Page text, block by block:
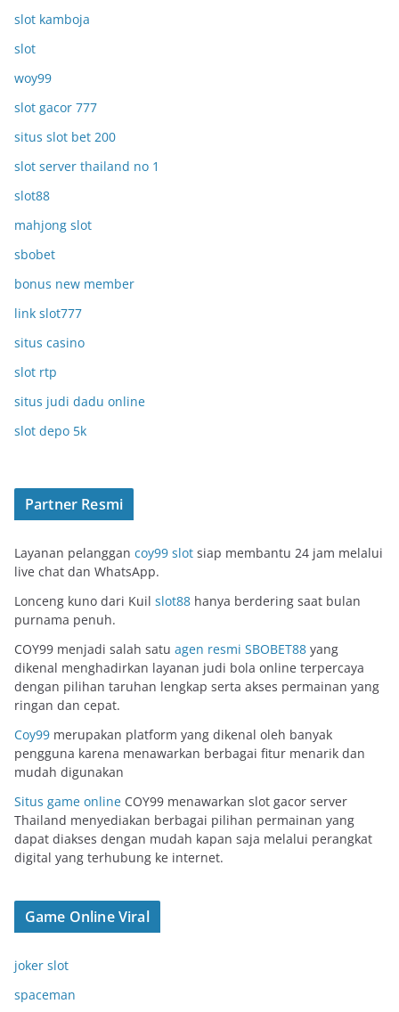
slot kamboja
slot
woy99
slot gacor 777
situs slot bet 200
slot server thailand no 1
slot88
mahjong slot
sbobet
bonus new member
link slot777
situs casino
slot rtp
situs judi dadu online
slot depo 5k
Partner Resmi
Layanan pelanggan coy99 slot siap membantu 24 jam melalui
live chat dan WhatsApp.
Lonceng kuno dari Kuil slot88 hanya berdering saat bulan
purnama penuh.
COY99 menjadi salah satu agen resmi SBOBET88 yang
dikenal menghadirkan layanan judi bola online terpercaya
dengan pilihan taruhan lengkap serta akses permainan yang
ringan dan cepat.
Coy99 merupakan platform yang dikenal oleh banyak
pengguna karena menawarkan berbagai fitur menarik dan
mudah digunakan
Situs game online COY99 menawarkan slot gacor server
Thailand menyediakan berbagai pilihan permainan yang
dapat diakses dengan mudah kapan saja melalui perangkat
digital yang terhubung ke internet.
Game Online Viral
joker slot
spaceman